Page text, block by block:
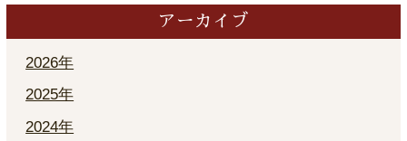
アーカイブ
2026年
2025年
2024年